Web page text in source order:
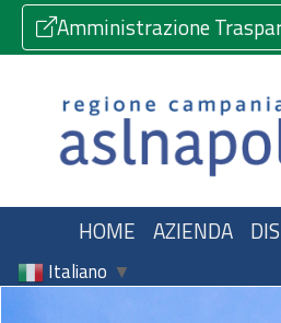
Amministrazione
HOME AZIENDA
Italiano ▼